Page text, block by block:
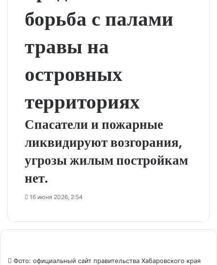
борьба с палами
травы на
островных
территориях
Спасатели и пожарные
ликвидируют возгорания,
угрозы жилым постройкам
нет.
16 июня 2026, 2:54
Фото: официальный сайт правительства Хабаровского края